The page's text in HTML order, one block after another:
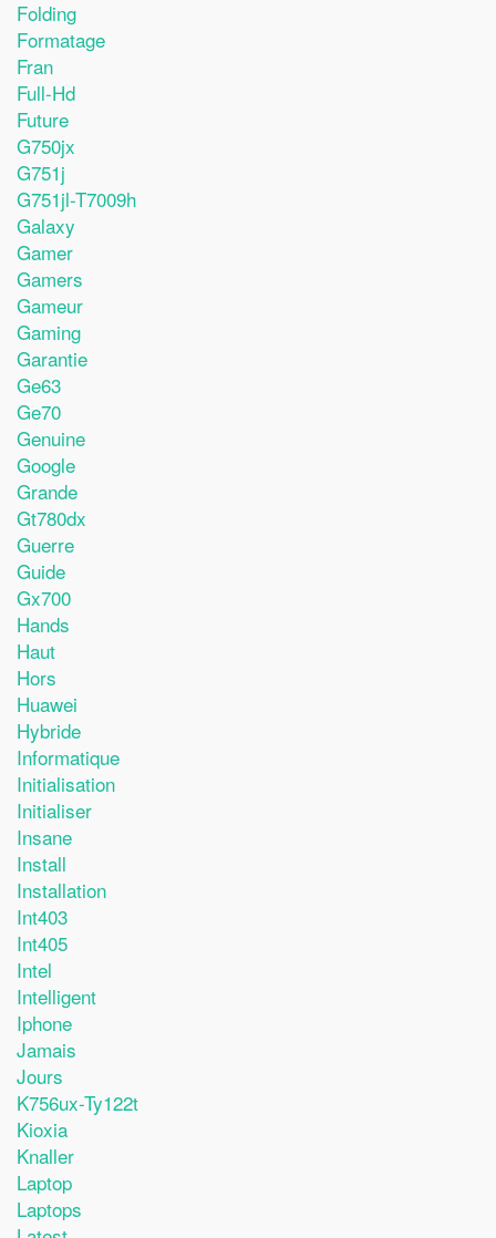
Folding
Formatage
Fran
Full-Hd
Future
G750jx
G751j
G751jl-T7009h
Galaxy
Gamer
Gamers
Gameur
Gaming
Garantie
Ge63
Ge70
Genuine
Google
Grande
Gt780dx
Guerre
Guide
Gx700
Hands
Haut
Hors
Huawei
Hybride
Informatique
Initialisation
Initialiser
Insane
Install
Installation
Int403
Int405
Intel
Intelligent
Iphone
Jamais
Jours
K756ux-Ty122t
Kioxia
Knaller
Laptop
Laptops